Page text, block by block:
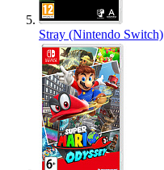
Stray (Nintendo Switch)